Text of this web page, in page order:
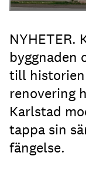
NYHETER.
byggnaden
till
renovering
Karlstad
tappa sin
fängelse.